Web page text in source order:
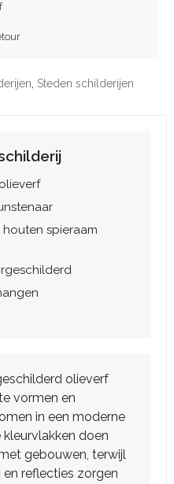
Steden schilderijen
spieraam
olieverf
vormen en
in een moderne
doen
gebouwen, terwijl
reflecties zorgen